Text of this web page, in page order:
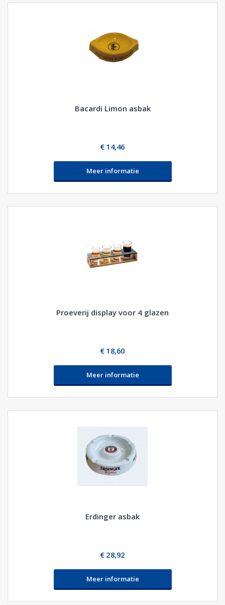
Bacardi Limon asbak
€ 14,46
Meer informatie
Proeverij display voor 4 glazen
€ 18,60
Meer informatie
Erdinger asbak
€ 28,92
Meer informatie